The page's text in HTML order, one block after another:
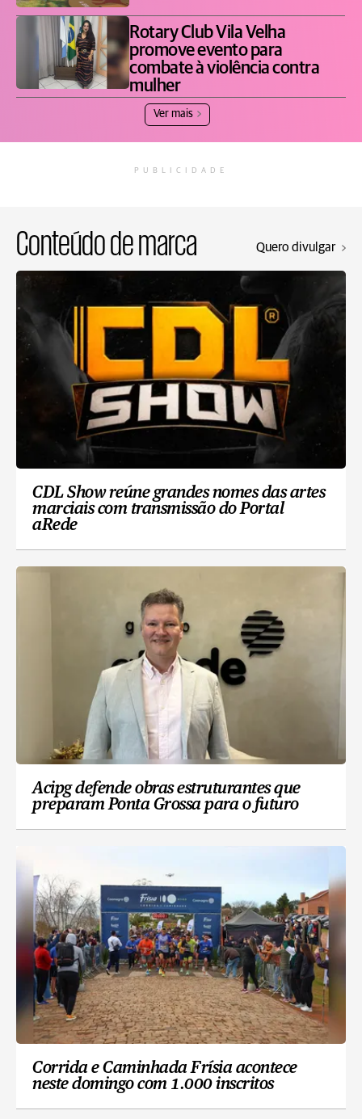
Rotary Club Vila Velha
promove evento para
combate à violência contra
mulher
Ver mais
PUBLICIDADE
Conteúdo de marca Quero divulgar
CDL Show reúne grandes nomes das artes
marciais com transmissão do Portal
aRede
Acipg defende obras estruturantes que
preparam Ponta Grossa para o futuro
Corrida e Caminhada Frísia acontece
neste domingo com 1.000 inscritos